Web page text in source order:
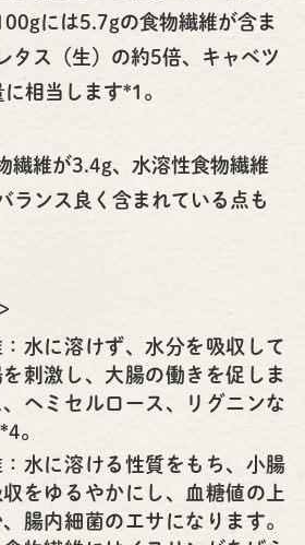
には5.7gの食物繊維が含ま
タス（生）の約5倍、キャベツ
相当します*1。
繊維が3.4g、水溶性食物繊維
ランス良く含まれている点も
水に溶けず、水分を吸収して
刺激し、大腸の働きを促しま
ヘミセルロース、リグニンな
。
水に溶ける性質をもち、小腸
をゆるやかにし、血糖値の上
腸内細菌のエサになります。